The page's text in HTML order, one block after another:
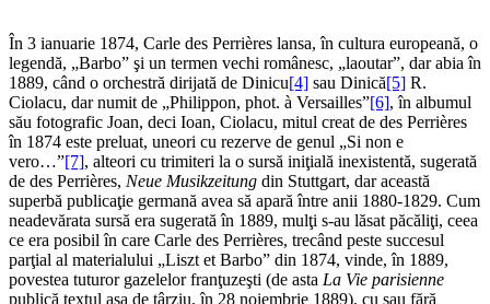
În 3 ianuarie 1874, Carle des Perrières lansa, în cultura europeană, o
legendă, „Barbo” şi un termen vechi românesc, „laoutar”, dar abia în
1889, când o orchestră dirijată de Dinicu[4] sau Dinică[5] R.
Ciolacu, dar numit de „Philippon, phot. à Versailles”[6], în albumul
său fotografic Joan, deci Ioan, Ciolacu, mitul creat de des Perrières
în 1874 este preluat, uneori cu rezerve de genul „Si non e
vero…”[7], alteori cu trimiteri la o sursă iniţială inexistentă, sugerată
de des Perrières, Neue Musikzeitung din Stuttgart, dar această
superbă publicaţie germană avea să apară între anii 1880-1829. Cum
neadevărata sursă era sugerată în 1889, mulţi s-au lăsat păcăliţi, ceea
ce era posibil în care Carle des Perrières, trecând peste succesul
parţial al materialului „Liszt et Barbo” din 1874, vinde, în 1889,
povestea tuturor gazelelor franţuzeşti (de asta La Vie parisienne
publică textul aşa de târziu, în 28 noiembrie 1889), cu sau fără